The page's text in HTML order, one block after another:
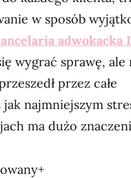
w sposób
adwokacka
wygrać sprawę, ale
przez całe
najmniejszym
ma dużo